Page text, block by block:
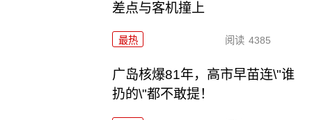
差点与客机撞上
最热 阅读 4385
广岛核爆81年，高市早苗连\"谁
扔的\"都不敢提！